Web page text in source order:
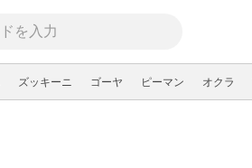
ズッキーニ ゴーヤ ピーマン オクラ